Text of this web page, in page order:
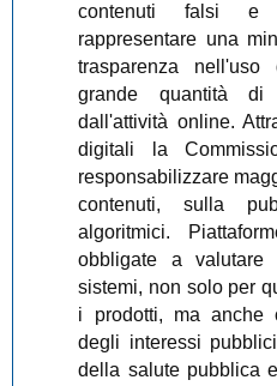
contenuti falsi e
rappresentare una
trasparenza
grande quantità di
dall'attività online.
digitali la
responsabilizzare
contenuti, sulla
algoritmici.
obbligate a
sistemi, non solo per
i prodotti, ma anche
degli interessi
della salute pubblica